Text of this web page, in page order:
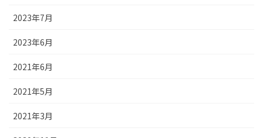
2023年7月
2023年6月
2021年6月
2021年5月
2021年3月